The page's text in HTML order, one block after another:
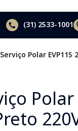
(31) 2533-1001
Polar EVP115
Polar